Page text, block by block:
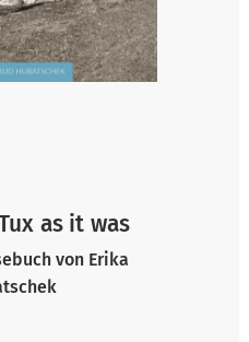
as it was
von Erika